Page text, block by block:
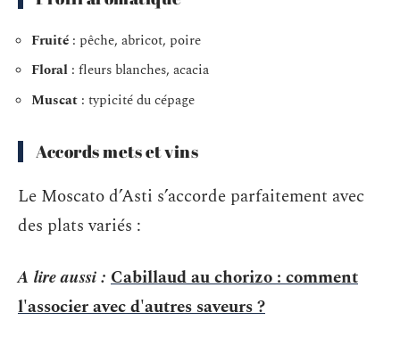
Fruité : pêche, abricot, poire
Floral : fleurs blanches, acacia
Muscat : typicité du cépage
Accords mets et vins
Le Moscato d’Asti s’accorde parfaitement avec
des plats variés :
A lire aussi : Cabillaud au chorizo : comment
l'associer avec d'autres saveurs ?